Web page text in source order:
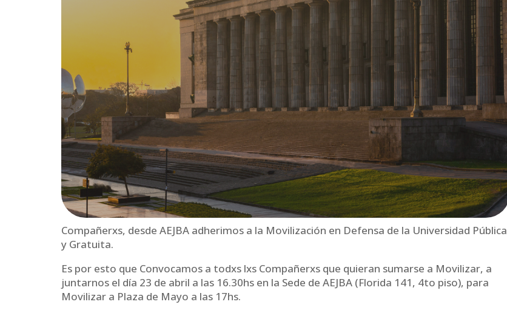
Compañerxs, desde AEJBA adherimos a la Movilización en Defensa de la Universidad Pública
y Gratuita.
Es por esto que Convocamos a todxs lxs Compañerxs que quieran sumarse a Movilizar, a
juntarnos el día 23 de abril a las 16.30hs en la Sede de AEJBA (Florida 141, 4to piso), para
Movilizar a Plaza de Mayo a las 17hs.